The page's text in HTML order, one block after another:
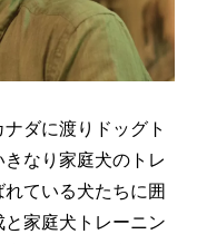
ナダに渡りドッグト
きなり家庭犬のトレ
ている犬たちに囲
家庭犬トレーニン